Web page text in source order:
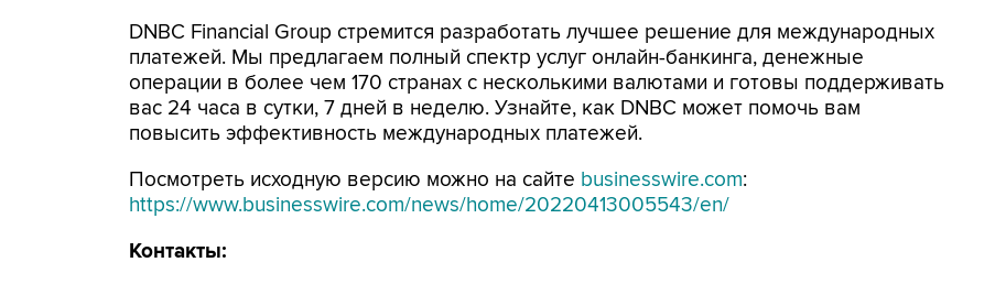
DNBC Financial Group стремится разработать лучшее решение для международных
платежей. Мы предлагаем полный спектр услуг онлайн-банкинга, денежные
операции в более чем 170 странах с несколькими валютами и готовы поддерживать
вас 24 часа в сутки, 7 дней в неделю. Узнайте, как DNBC может помочь вам
повысить эффективность международных платежей.
Посмотреть исходную версию можно на сайте businesswire.com:
https://www.businesswire.com/news/home/20220413005543/en/
Контакты: